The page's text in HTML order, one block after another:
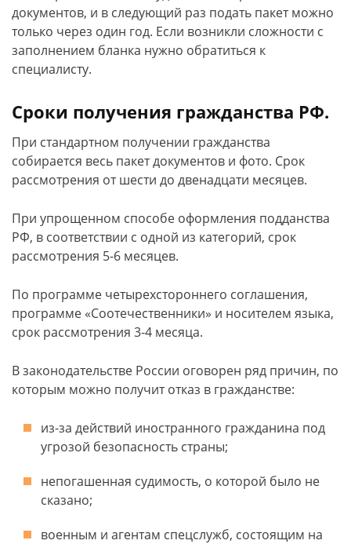
документов, и в следующий раз подать пакет можно
только через один год. Если возникли сложности с
заполнением бланка нужно обратиться к
специалисту.
Сроки получения гражданства РФ.
При стандартном получении гражданства
собирается весь пакет документов и фото. Срок
рассмотрения от шести до двенадцати месяцев.
При упрощенном способе оформления подданства
РФ, в соответствии с одной из категорий, срок
рассмотрения 5-6 месяцев.
По программе четырехстороннего соглашения,
программе «Соотечественники» и носителем языка,
срок рассмотрения 3-4 месяца.
В законодательстве России оговорен ряд причин, по
которым можно получит отказ в гражданстве:
из-за действий иностранного гражданина под
угрозой безопасность страны;
непогашенная судимость, о которой было не
сказано;
военным и агентам спецслужб, состоящим на